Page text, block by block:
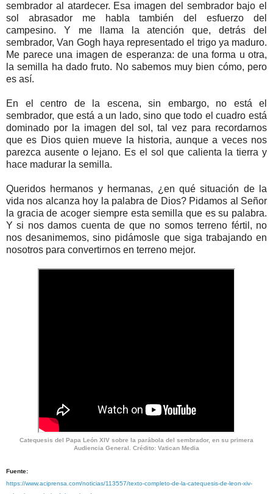
sembrador al atardecer. Esa imagen del sembrador bajo el
sol abrasador me habla también del esfuerzo del
campesino. Y me llama la atención que, detrás del
sembrador, Van Gogh haya representado el trigo ya maduro.
Me parece una imagen de esperanza: de una forma u otra,
la semilla ha dado fruto. No sabemos muy bien cómo, pero
es así.
En el centro de la escena, sin embargo, no está el
sembrador, que está a un lado, sino que todo el cuadro está
dominado por la imagen del sol, tal vez para recordarnos
que es Dios quien mueve la historia, aunque a veces nos
parezca ausente o lejano. Es el sol que calienta la tierra y
hace madurar la semilla.
Queridos hermanos y hermanas, ¿en qué situación de la
vida nos alcanza hoy la palabra de Dios? Pidamos al Señor
la gracia de acoger siempre esta semilla que es su palabra.
Y si nos damos cuenta de que no somos terreno fértil, no
nos desanimemos, sino pidámosle que siga trabajando en
nosotros para convertirnos en terreno mejor.
Catequesis del Papa León XIV sobre la parábola del sembrador, en su primera
Audiencia General. Crédito: Vatican Media
Fuente:
https://www.aciprensa.com/noticias/113557/texto-completo-de-la-catequesis-de-leon-xiv-